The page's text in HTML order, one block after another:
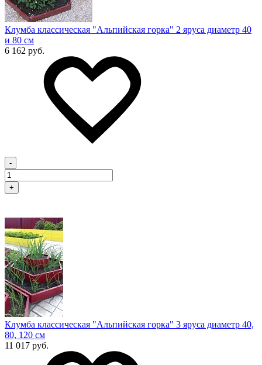
Клумба классическая "Альпийская горка" 2 яруса диаметр 40
и 80 см
6 162 руб.
-
+
Клумба классическая "Альпийская горка" 3 яруса диаметр 40,
80, 120 см
11 017 руб.